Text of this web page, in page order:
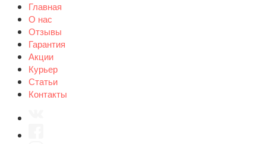
Главная
О нас
Отзывы
Гарантия
Акции
Курьер
Статьи
Контакты